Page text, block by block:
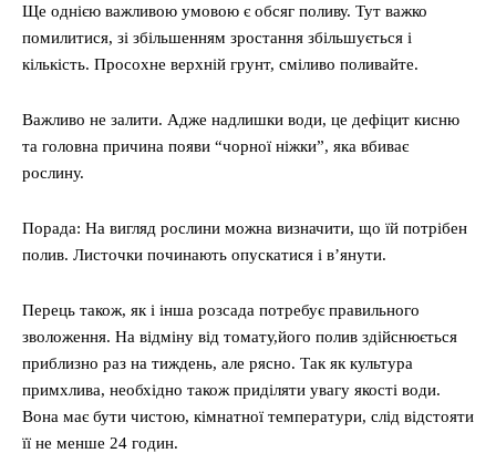
Ще однією важливою умовою є обсяг поливу. Тут важко
помилитися, зі збільшенням зростання збільшується і
кількість. Просохне верхній грунт, сміливо поливайте.
Важливо не залити. Адже надлишки води, це дефіцит кисню
та головна причина появи “чорної ніжки”, яка вбиває
рослину.
Порада: На вигляд рослини можна визначити, що їй потрібен
полив. Листочки починають опускатися і в’янути.
Перець також, як і інша розсада потребує правильного
зволоження. На відміну від томату,його полив здійснюється
приблизно раз на тиждень, але рясно. Так як культура
примхлива, необхідно також приділяти увагу якості води.
Вона має бути чистою, кімнатної температури, слід відстояти
її не менше 24 годин.